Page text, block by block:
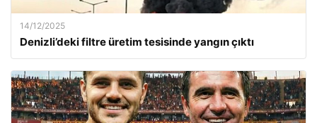
14/12/2025
Denizli’deki filtre üretim tesisinde yangın çıktı